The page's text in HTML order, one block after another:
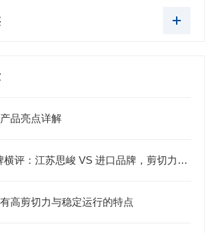
品亮点详解
2026 乳化机品牌横评：江苏思峻 VS 进口品牌，剪切力与性价比谁更优？（附FAQ常见问题解答）
高剪切力与稳定运行的特点